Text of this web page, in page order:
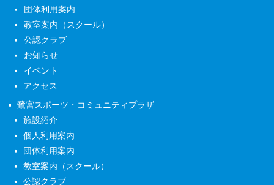
団体利用案内
教室案内（スクール）
公認クラブ
お知らせ
イベント
アクセス
鷺宮スポーツ・コミュニティプラザ
施設紹介
個人利用案内
団体利用案内
教室案内（スクール）
公認クラブ